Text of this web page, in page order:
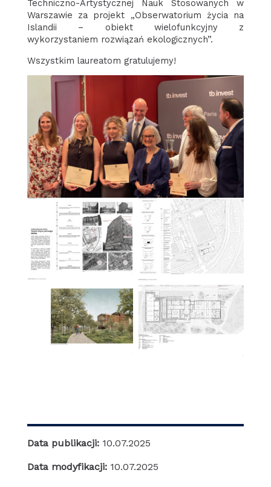
Techniczno-Artystycznej Nauk Stosowanych w
Warszawie za projekt „Obserwatorium życia na
Islandii – obiekt wielofunkcyjny z
wykorzystaniem rozwiązań ekologicznych”.
Wszystkim laureatom gratulujemy!
Data publikacji: 10.07.2025
Data modyfikacji: 10.07.2025